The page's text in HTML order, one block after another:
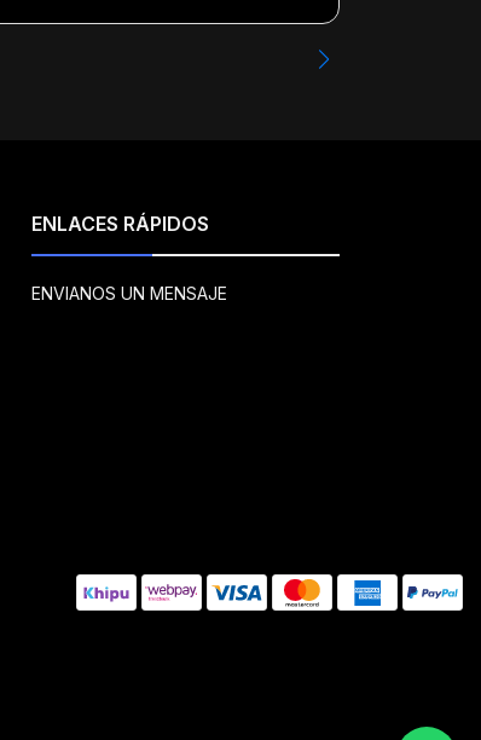
ENLACES RÁPIDOS
ENVIANOS UN MENSAJE